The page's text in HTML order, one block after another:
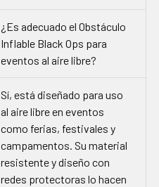
¿Es adecuado el Obstáculo
Inflable Black Ops para
eventos al aire libre?
Sí, está diseñado para uso
al aire libre en eventos
como ferias, festivales y
campamentos. Su material
resistente y diseño con
redes protectoras lo hacen